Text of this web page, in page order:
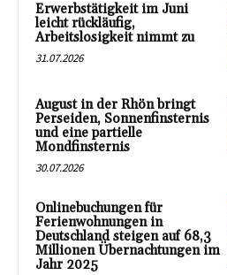
Erwerbstätigkeit im Juni
leicht rückläufig,
Arbeitslosigkeit nimmt zu
31.07.2026
August in der Rhön bringt
Perseiden, Sonnenfinsternis
und eine partielle
Mondfinsternis
30.07.2026
Onlinebuchungen für
Ferienwohnungen in
Deutschland steigen auf 68,3
Millionen Übernachtungen im
Jahr 2025